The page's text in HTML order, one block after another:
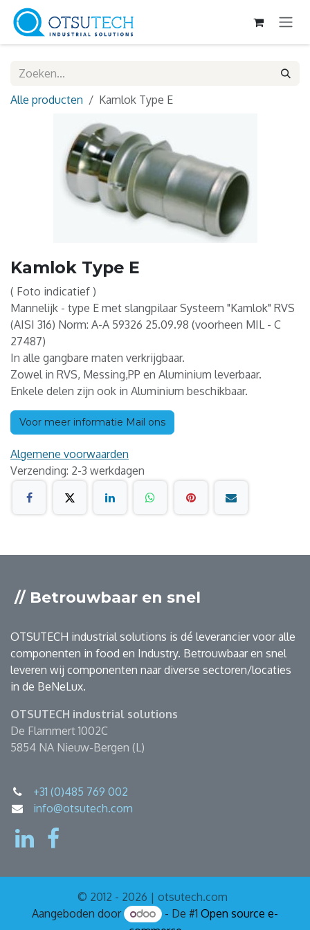
Overslaan naar inhoud
Alle producten Kamlok Type E
Kamlok Type E
( Foto indicatief )
Mannelijk - type E met slangpilaar Systeem "Kamlok" RVS
(AISI 316) Norm: A-A 59326 25.09.98 (voorheen MIL - C
27487)
In alle gangbare maten verkrijgbaar.
Zowel in RVS, Messing,PP en Aluminium leverbaar.
Enkele delen zijn ook in Aluminium beschikbaar.
Voor meer informatie Mail ons
Algemene voorwaarden
Verzending: 2-3 werkdagen
// Betrouwbaar en snel
OTSUTECH industrial solutions is dé leverancier voor alle
componenten in food en Industry. Betrouwbaar en snel
leveren wij componenten naar diverse sectoren/locaties
in de BeNeLux.
OTSUTECH industrial solutions
De Flammert 1002C
5854 NA Nieuw-Bergen (L)
+31 (0)485 769 002
info@otsutech.com
© 2012 - 2026 | otsutech.com
Aangeboden door
- De #1 Open source e-